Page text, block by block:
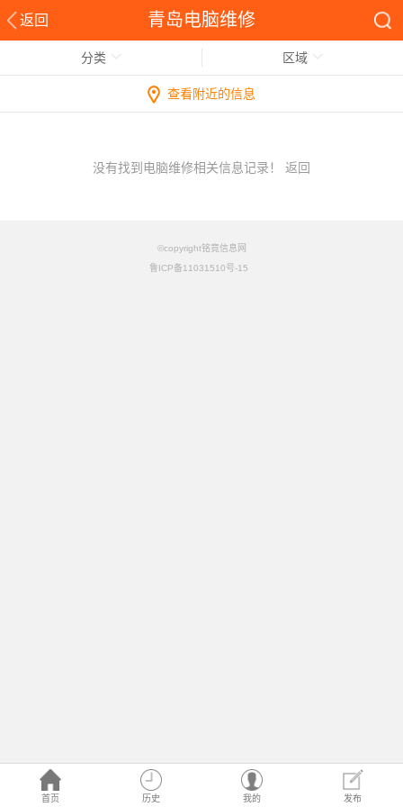
返回 青岛电脑维修
首页 历史 我的 发布
分类 区域
查看附近的信息
没有找到电脑维修相关信息记录！ 返回
©copyright铭竟信息网
鲁ICP备11031510号-15